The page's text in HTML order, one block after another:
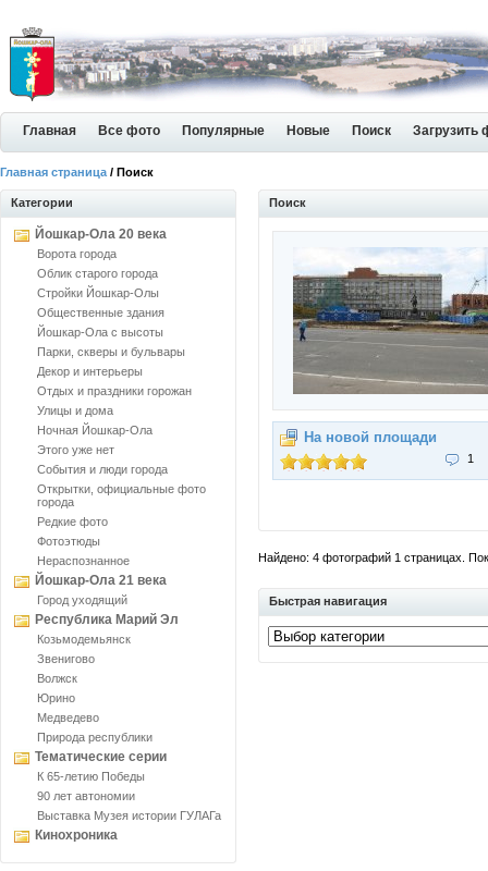
Главная Все фото Популярные Новые Поиск Загрузить
Главная страница / Поиск
Категории
Йошкар-Ола 20 века
Ворота города
Облик старого города
Стройки Йошкар-Олы
Общественные здания
Йошкар-Ола с высоты
Парки, скверы и бульвары
Декор и интерьеры
Отдых и праздники горожан
Улицы и дома
Ночная Йошкар-Ола
Этого уже нет
События и люди города
Открытки, официальные фото
города
Редкие фото
Фотоэтюды
Нераспознанное
Йошкар-Ола 21 века
Город уходящий
Республика Марий Эл
Козьмодемьянск
Звенигово
Волжск
Юрино
Медведево
Природа республики
Тематические серии
К 65-летию Победы
90 лет автономии
Выставка Музея истории ГУЛАГа
Кинохроника
Поиск
На новой площади
1
Найдено: 4 фотографий 1 страницах.
Быстрая навигация